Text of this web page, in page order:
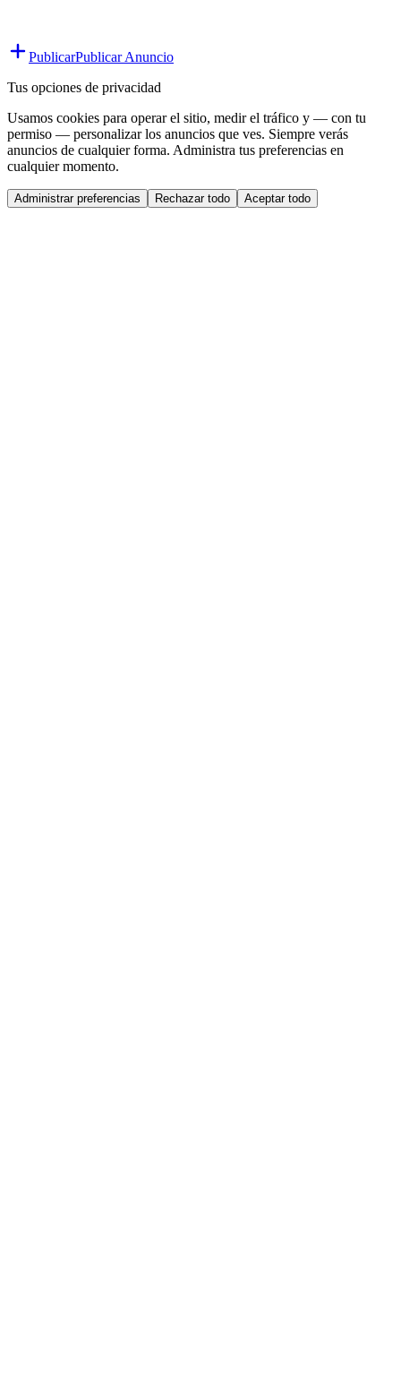
PublicarPublicar Anuncio
Tus opciones de privacidad
Usamos cookies para operar el sitio, medir el tráfico y — con tu
permiso — personalizar los anuncios que ves. Siempre verás
anuncios de cualquier forma. Administra tus preferencias en
cualquier momento.
Administrar preferencias Rechazar todo Aceptar todo